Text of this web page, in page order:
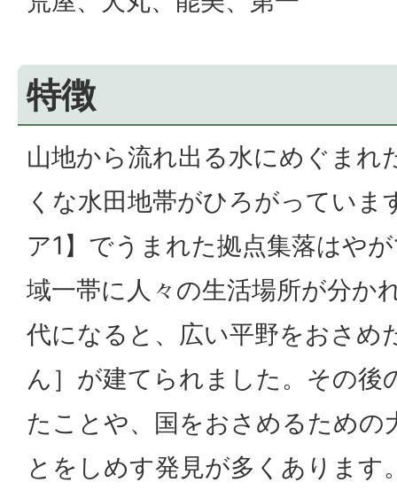
特徴
山地から流れ出る水にめぐまれ
くな水田地帯がひろがっていま
ア1】でうまれた拠点集落はや
域一帯に人々の生活場所が分か
代になると、広い平野をおさめ
ん］が建てられました。その後
たことや、国をおさめるための
とをしめす発見が多くあります